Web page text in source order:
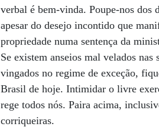
verbal é bem-vinda. Poupe-nos dos
apesar do desejo incontido que
propriedade numa sentença da
Se existem anseios mal velados
vingados no regime de exceção,
Brasil de hoje. Intimidar o livre
rege todos nós. Paira acima,
corriqueiras.